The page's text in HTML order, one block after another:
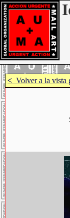
< Volver a la vista